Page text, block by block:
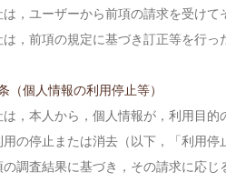
は，ユーザーから前項の請求を受け
は，前項の規定に基づき訂正等を行
（個人情報の利用停止等）
は，本人から，個人情報が，利用目
用の停止または消去（以下，「利用停
の調査結果に基づき，その請求に応じ